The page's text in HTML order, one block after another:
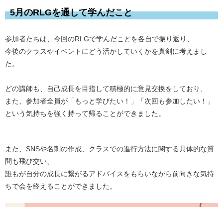
5月のRLGを通して学んだこと
参加者たちは、今回のRLGで学んだことを各自で振り返り、
今後のクラスやイベントにどう活かしていくかを真剣に考えまし
た。
どの講師も、自己成長を目指して積極的に意見交換をしており、
また、参加者全員が「もっと学びたい！」「次回も参加したい！」
という気持ちを強く持って帰ることができました。
また、SNSや名刺の作成、クラスでの進行方法に関する具体的な質
問も飛び交い、
誰もが自分の成長に繋がるアドバイスをもらいながら前向きな気持
ちで会を終えることができました。